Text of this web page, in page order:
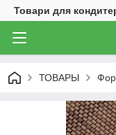
Товари для
ТОВАРЫ